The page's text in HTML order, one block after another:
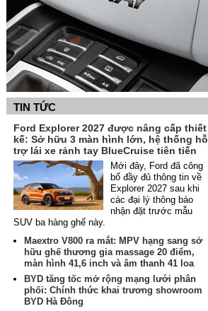
TIN TỨC
Ford Explorer 2027 được nâng cấp thiết
kế: Sở hữu 3 màn hình lớn, hệ thống hỗ
trợ lái xe rảnh tay BlueCruise tiên tiến
Mới đây, Ford đã công
bố đầy đủ thông tin về
Explorer 2027 sau khi
các đại lý thông báo
nhận đặt trước mẫu
SUV ba hàng ghế này.
Maextro V800 ra mắt: MPV hạng sang sở
hữu ghế thương gia massage 20 điểm,
màn hình 41,6 inch và âm thanh 41 loa
BYD tăng tốc mở rộng mạng lưới phân
phối: Chính thức khai trương showroom
BYD Hà Đông